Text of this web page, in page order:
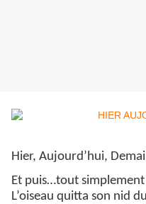
Hier, Aujourd’hui,
Et puis…tout
L’oiseau quitta son nid